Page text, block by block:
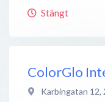
Stängt
ColorGlo
Karbingatan 12,